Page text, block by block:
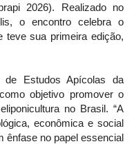
2026). Realizado no
o encontro celebra o
teve sua primeira edição,
de Estudos Apícolas da
objetivo promover o
no Brasil. “A
econômica e social
ênfase no papel essencial